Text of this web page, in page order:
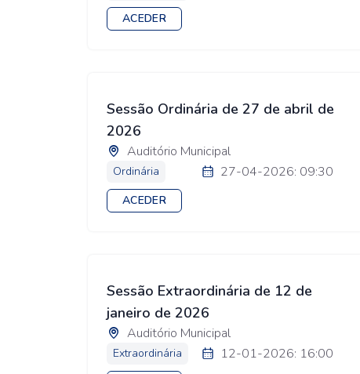
ACEDER
Sessão Ordinária de 27 de abril de
2026
Auditório Municipal
Ordinária 27-04-2026: 09:30
ACEDER
Sessão Extraordinária de 12 de
janeiro de 2026
Auditório Municipal
Extraordinária 12-01-2026: 16:00